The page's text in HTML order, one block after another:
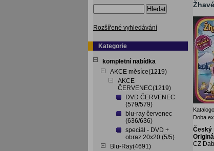
Hledat
Rozšířené vyhledávání
Kategorie
kompletní nabídka
AKCE měsíce(1219)
AKCE
ČERVENEC(1219)
DVD ČERVENEC
(579/579)
blu-ray červenec
(636/636)
speciál - DVD +
obraz 20x20 (5/5)
Blu-Ray(4691)
Doba
Český
CZ